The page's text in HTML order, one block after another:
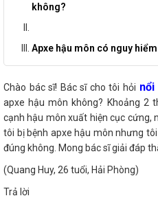
không?
Apxe hậu môn có nguy
Chào bác sĩ! Bác sĩ cho tôi hỏi
apxe hậu môn không? Khoảng 2
cạnh hậu môn xuất hiện cục cứng,
tôi bị bệnh apxe hậu môn nhưng
đúng không. Mong bác sĩ giải đáp
(Quang Huy, 26 tuổi, Hải Phòng)
Trả lời